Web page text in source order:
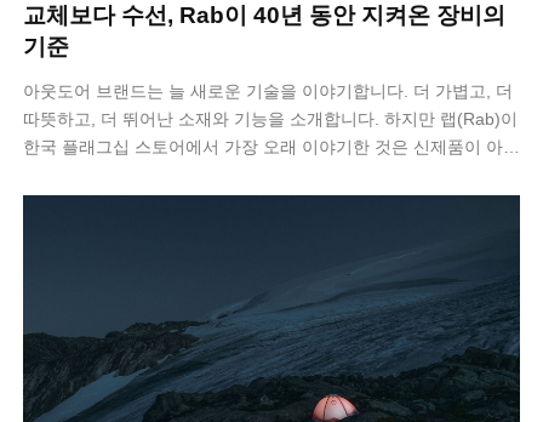
교체보다 수선, Rab이 40년 동안 지켜온 장비의
기준
아웃도어 브랜드는 늘 새로운 기술을 이야기합니다. 더 가볍고, 더
따뜻하고, 더 뛰어난 소재와 기능을 소개합니다. 하지만 랩(Rab)이
한국 플래그십 스토어에서 가장 오래 이야기한 것은 신제품이 아니